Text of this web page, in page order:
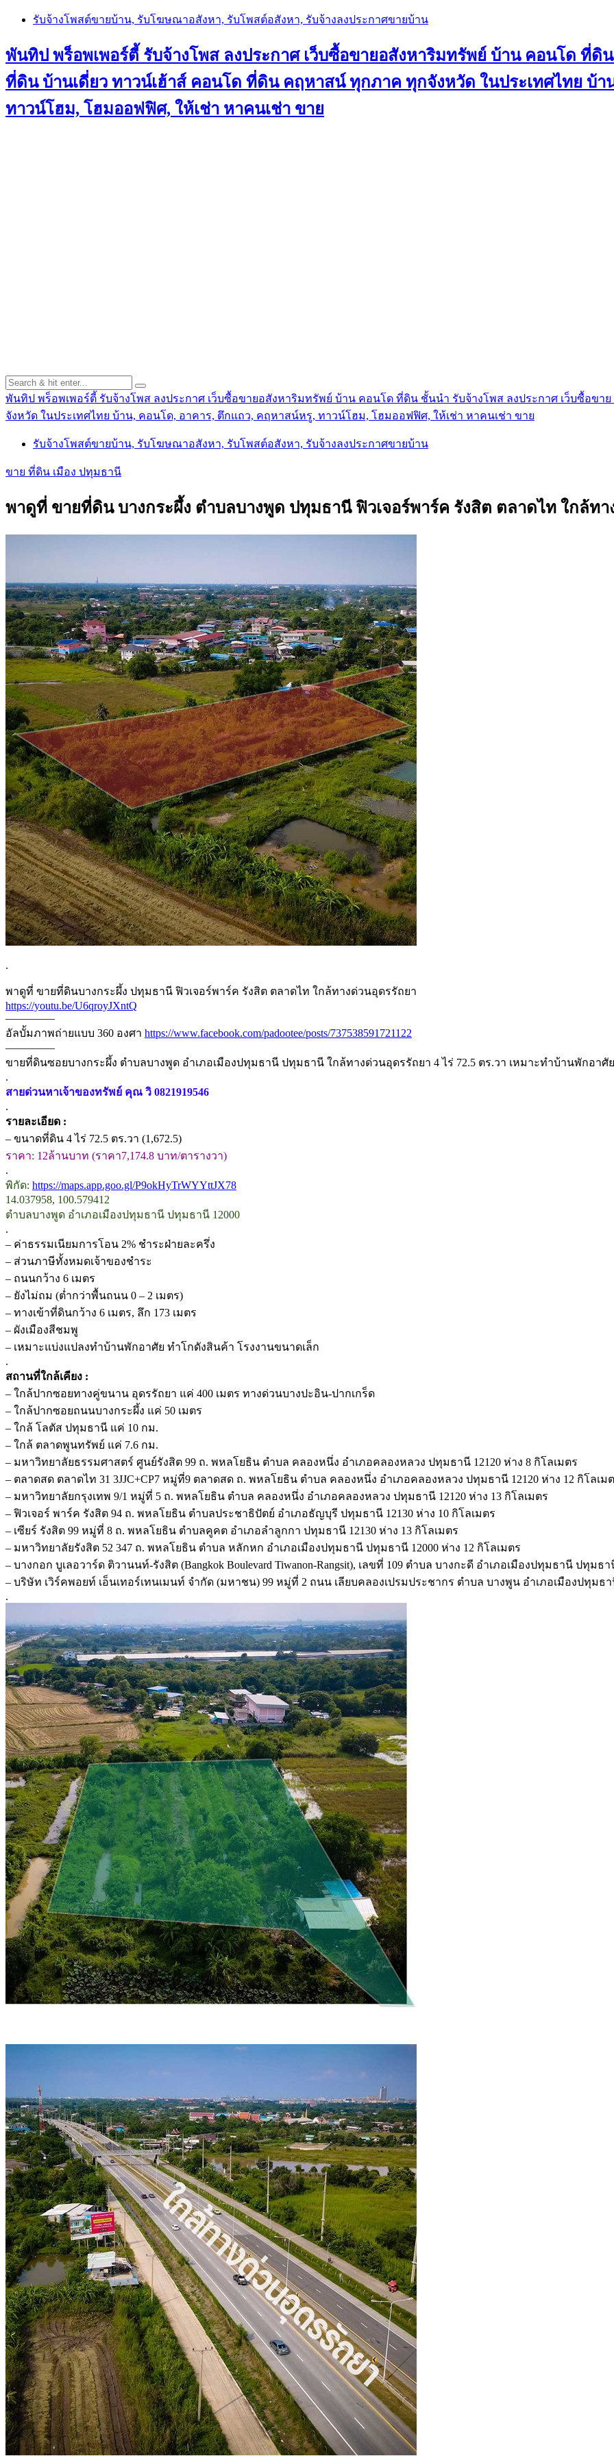
Skip
รับจ้างโพสต์ขายบ้าน, รับโฆษณาอสังหา, รับโพสต์อสังหา, รับจ้างลงประกาศขายบ้าน
พันทิป พร็อพเพอร์ตี้ รับจ้างโพส ลงประกาศ เว็บซื้อขายอสังหาริมทรัพย์ บ้าน คอนโด ที่ดิ
ที่ดิน บ้านเดี่ยว ทาวน์เฮ้าส์ คอนโด ที่ดิน คฤหาสน์ ทุกภาค ทุกจังหวัด ในประเทศไทย บ้
ทาวน์โฮม, โฮมออฟฟิศ, ให้เช่า หาคนเช่า ขาย
พันทิป พร็อพเพอร์ตี้ รับจ้างโพส ลงประกาศ เว็บซื้อขายอสังหาริมทรัพย์ บ้าน คอนโด ที่ดิน ชั้นนำ รับจ้างโพส ลงประกาศ เว็บซื้อข
จังหวัด ในประเทศไทย บ้าน, คอนโด, อาคาร, ตึกแถว, คฤหาสน์หรู, ทาวน์โฮม, โฮมออฟฟิศ, ให้เช่า หาคนเช่า ขาย
รับจ้างโพสต์ขายบ้าน, รับโฆษณาอสังหา, รับโพสต์อสังหา, รับจ้างลงประกาศขายบ้าน
ขาย ที่ดิน เมือง ปทุมธานี
พาดูที่ ขายที่ดิน บางกระผึ้ง ตำบลบางพูด ปทุมธานี ฟิวเจอร์พาร์ค รังสิต ตลาดไท ใกล้ทา
.
พาดูที่ ขายที่ดินบางกระผึ้ง ปทุมธานี ฟิวเจอร์พาร์ค รังสิต ตลาดไท ใกล้ทางด่วนอุดรรัถยา
https://youtu.be/U6qroyJXntQ
————–
อัลบั้มภาพถ่ายแบบ 360 องศา https://www.facebook.com/padootee/posts/737538591721122
————–
ขายที่ดินซอยบางกระผึ้ง ตำบลบางพูด อำเภอเมืองปทุมธานี ปทุมธานี ใกล้ทางด่วนอุดรรัถยา 4 ไร่ 72.5 ตร.วา เหมาะทำบ้านพักอาศั
.
สายด่วนหาเจ้าของทรัพย์ คุณ วิ 0821919546
.
รายละเอียด :
– ขนาดที่ดิน 4 ไร่ 72.5 ตร.วา (1,672.5)
ราคา: 12ล้านบาท (ราคา7,174.8 บาท/ตารางวา)
.
พิกัด: https://maps.app.goo.gl/P9okHyTrWYYttJX78
14.037958, 100.579412
ตำบลบางพูด อำเภอเมืองปทุมธานี ปทุมธานี 12000
.
– ค่าธรรมเนียมการโอน 2% ชำระฝ่ายละครึ่ง
– ส่วนภาษีทั้งหมดเจ้าของชำระ
– ถนนกว้าง 6 เมตร
– ยังไม่ถม (ต่ำกว่าพื้นถนน 0 – 2 เมตร)
– ทางเข้าที่ดินกว้าง 6 เมตร, ลึก 173 เมตร
– ผังเมืองสีชมพู
– เหมาะแบ่งแปลงทำบ้านพักอาศัย ทำโกดังสินค้า โรงงานขนาดเล็ก
.
สถานที่ใกล้เคียง :
– ใกล้ปากซอยทางคู่ขนาน อุดรรัถยา แค่ 400 เมตร ทางด่วนบางปะอิน-ปากเกร็ด
– ใกล้ปากซอยถนนบางกระผึ้ง แค่ 50 เมตร
– ใกล้ โลตัส ปทุมธานี แค่ 10 กม.
– ใกล้ ตลาดพูนทรัพย์ แค่ 7.6 กม.
– มหาวิทยาลัยธรรมศาสตร์ ศูนย์รังสิต 99 ถ. พหลโยธิน ตำบล คลองหนึ่ง อำเภอคลองหลวง ปทุมธานี 12120 ห่าง 8 กิโลเมตร
– ตลาดสด ตลาดไท 31 3JJC+CP7 หมู่ที่9 ตลาดสด ถ. พหลโยธิน ตำบล คลองหนึ่ง อำเภอคลองหลวง ปทุมธานี 12120 ห่าง 12 กิโลเม
– มหาวิทยาลัยกรุงเทพ 9/1 หมู่ที่ 5 ถ. พหลโยธิน ตำบล คลองหนึ่ง อำเภอคลองหลวง ปทุมธานี 12120 ห่าง 13 กิโลเมตร
– ฟิวเจอร์ พาร์ค รังสิต 94 ถ. พหลโยธิน ตําบลประชาธิปัตย์ อำเภอธัญบุรี ปทุมธานี 12130 ห่าง 10 กิโลเมตร
– เซียร์ รังสิต 99 หมู่ที่ 8 ถ. พหลโยธิน ตำบลคูคต อำเภอลำลูกกา ปทุมธานี 12130 ห่าง 13 กิโลเมตร
– มหาวิทยาลัยรังสิต 52 347 ถ. พหลโยธิน ตำบล หลักหก อำเภอเมืองปทุมธานี ปทุมธานี 12000 ห่าง 12 กิโลเมตร
– บางกอก บูเลอวาร์ด ติวานนท์-รังสิต (Bangkok Boulevard Tiwanon-Rangsit), เลขที่ 109 ตำบล บางกะดี อำเภอเมืองปทุมธานี ปทุมธา
– บริษัท เวิร์คพอยท์ เอ็นเทอร์เทนเมนท์ จำกัด (มหาชน) 99 หมู่ที่ 2 ถนน เลียบคลองเปรมประชากร ตำบล บางพูน อำเภอเมืองปทุมธ
.